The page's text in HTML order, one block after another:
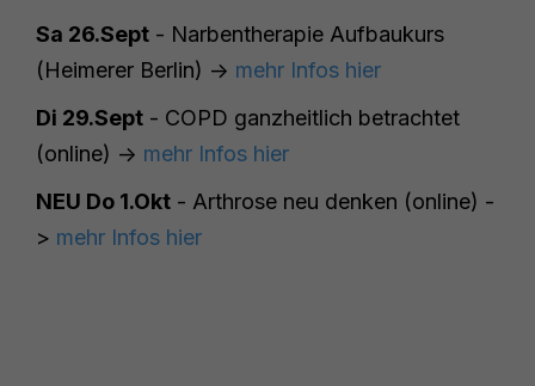
Sa 26.Sept - Narbentherapie Aufbaukurs
(Heimerer Berlin) -> mehr Infos hier
Di 29.Sept - COPD ganzheitlich betrachtet
(online) -> mehr Infos hier
NEU Do 1.Okt - Arthrose neu denken (online) -
> mehr Infos hier